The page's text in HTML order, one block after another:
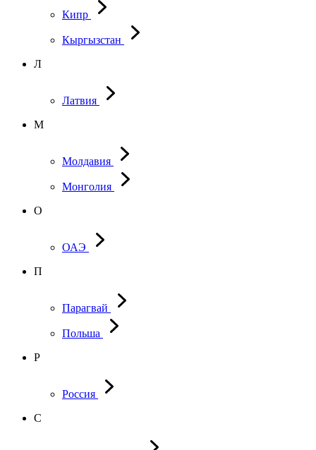
Кипр
Кыргызстан
Л
Латвия
М
Молдавия
Монголия
О
ОАЭ
П
Парагвай
Польша
Р
Россия
С